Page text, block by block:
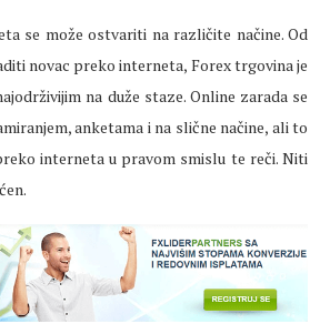
se može ostvariti na različite načine. Od
novac preko interneta, Forex trgovina je
na duže staze. Online zarada se
anketama i na slične načine, ali to
interneta u pravom smislu te reči. Niti